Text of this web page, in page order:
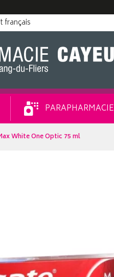
français
PARAPHARMACIE
White One Optic 75 ml